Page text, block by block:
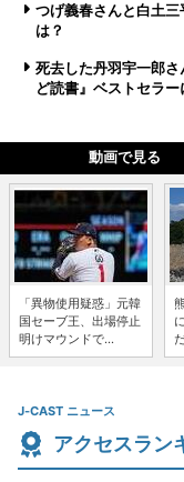
つげ義春さんと白土
は？
死去した丹羽宇一郎
ど読書』ベストセラー
動画で見る
「異物使用疑惑」元韓
国セーブ王、出場停止
明けマウンドで...
J-CAST ニュース
アクセスラン